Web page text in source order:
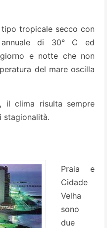
tipo tropicale secco con
annuale di 30° C ed
giorno e notte che non
del mare oscilla
il clima risulta sempre
stagionalità.
Praia e
Cidade
Velha
sono
due